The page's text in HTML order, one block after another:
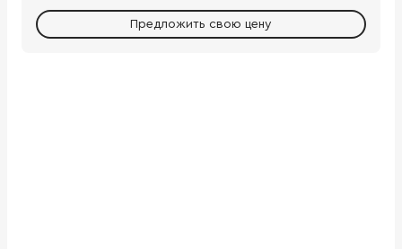
Предложить свою цену